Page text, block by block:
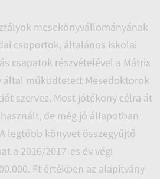
mesekönyvállományának
csoportok, általános iskolai
csapatok részvételével a Mátrix
által működtetett Mesedoktorok
szervez. Most jótékony célra át
de még jó állapotban
legtöbb könyvet összegyűjtő
a 2016/2017-es év végi
Ft értékben az alapítvány